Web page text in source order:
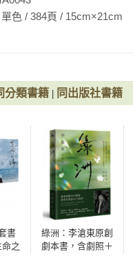
水管澆花，有個男孩走過
於東京神田三崎町的川上
誇張標題的一支影片。雖
長椅上專心讀報。這時來
角手帕上動了手腳，惡作
手帕想擦汗，赫然發現手
而翹了起來，坐在另一端
如今看來乏善可陳的簡單
機超越其原始的拍攝功能
/ 單色 / 384頁 /
分類書籍 同出版社書籍
書
命之
綠洲：李滄東原創
劇本書，含劇照＋